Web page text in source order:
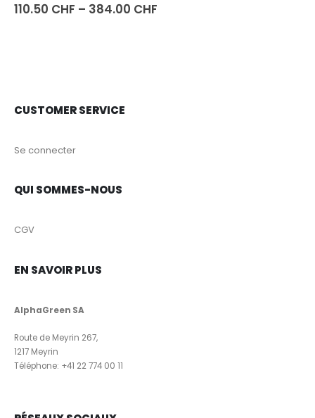
0sur 5
110.50 CHF – 384.00 CHF
CUSTOMER SERVICE
Se connecter
QUI SOMMES-NOUS
CGV
EN SAVOIR PLUS
AlphaGreen SA
Route de Meyrin 267,
1217 Meyrin
Téléphone: +41 22 774 00 11